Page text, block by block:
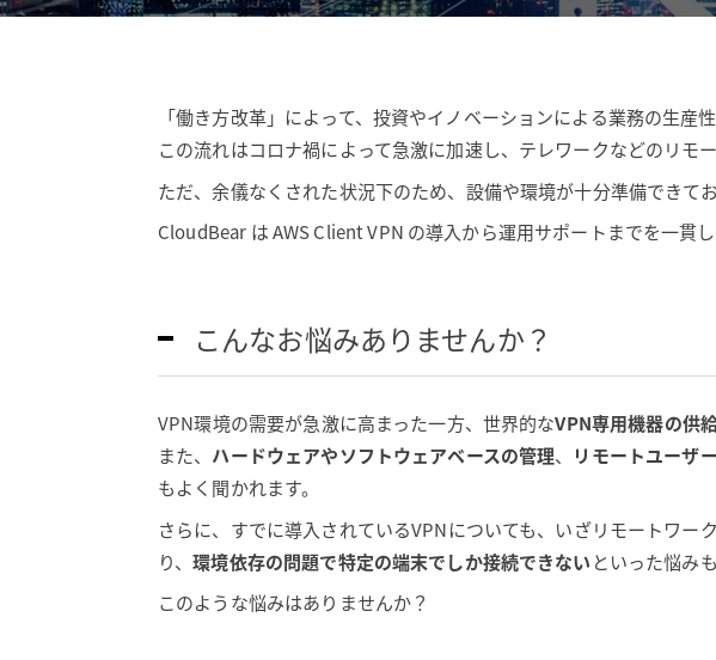
「働き方改革」によって、投資やイノベーションによる業務の生産
この流れはコロナ禍によって急激に加速し、テレワークなどのリモ
ただ、余儀なくされた状況下のため、設備や環境が十分準備できて
CloudBear は AWS Client VPN の導入から運用サポートまでを一貫
こんなお悩みありませんか？
VPN環境の需要が急激に高まった一方、世界的なVPN専用機器の供
また、 ハードウェアやソフトウェアベースの管理、 リモートユーザ
もよく聞かれます。
さらに、すでに導入されているVPNについても、いざリモートワー
り、環境依存の問題で特定の端末でしか接続できない といった悩み
このような悩みはありませんか？